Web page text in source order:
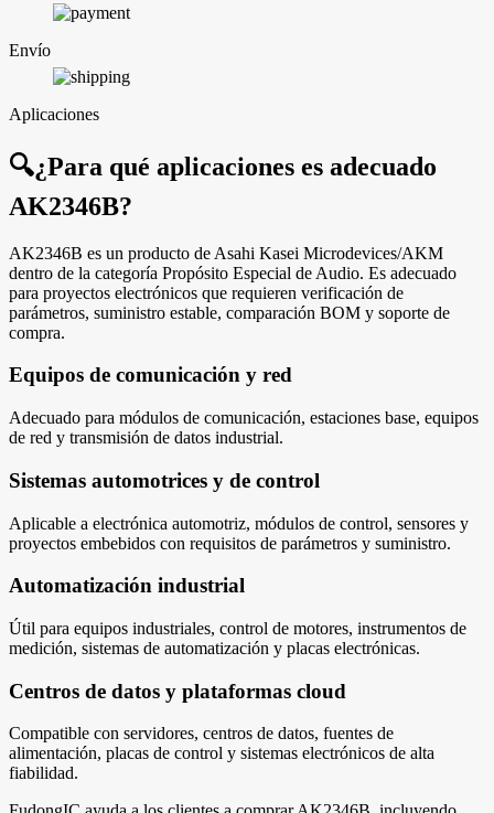
Envío
Aplicaciones
🔍¿Para qué aplicaciones es adecuado
AK2346B?
AK2346B es un producto de Asahi Kasei Microdevices/AKM
dentro de la categoría Propósito Especial de Audio. Es adecuado
para proyectos electrónicos que requieren verificación de
parámetros, suministro estable, comparación BOM y soporte de
compra.
Equipos de comunicación y red
Adecuado para módulos de comunicación, estaciones base, equipos
de red y transmisión de datos industrial.
Sistemas automotrices y de control
Aplicable a electrónica automotriz, módulos de control, sensores y
proyectos embebidos con requisitos de parámetros y suministro.
Automatización industrial
Útil para equipos industriales, control de motores, instrumentos de
medición, sistemas de automatización y placas electrónicas.
Centros de datos y plataformas cloud
Compatible con servidores, centros de datos, fuentes de
alimentación, placas de control y sistemas electrónicos de alta
fiabilidad.